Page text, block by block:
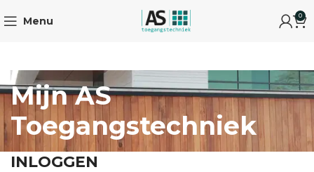
Menu 0
Mijn AS
Toegangstechniek
INLOGGEN